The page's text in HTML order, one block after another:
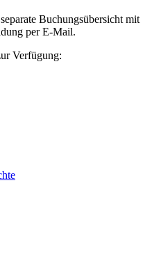
Buchungsübersicht mit
per E-Mail.
Verfügung: